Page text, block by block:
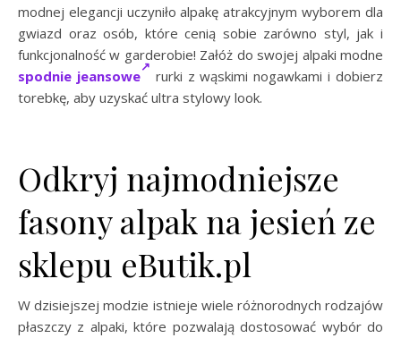
modnej elegancji uczyniło alpakę atrakcyjnym wyborem dla
gwiazd oraz osób, które cenią sobie zarówno styl, jak i
funkcjonalność w garderobie! Załóż do swojej alpaki modne
spodnie jeansowe
rurki z wąskimi nogawkami i dobierz
torebkę, aby uzyskać ultra stylowy look.
Odkryj najmodniejsze
fasony alpak na jesień ze
sklepu eButik.pl
W dzisiejszej modzie istnieje wiele różnorodnych rodzajów
płaszczy z alpaki, które pozwalają dostosować wybór do